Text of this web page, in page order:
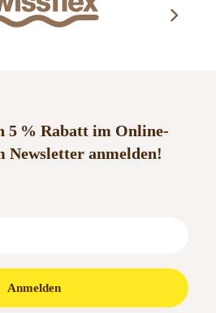
5 % Rabatt im Online-
Newsletter anmelden!
Anmelden